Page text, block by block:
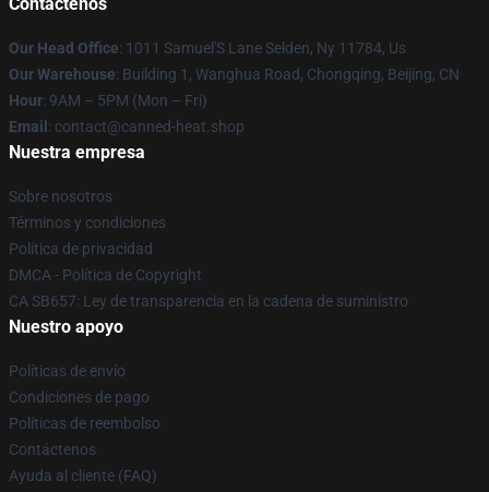
Our Head Office: 1011 Samuel'S Lane Selden, Ny 11784, Us
Our Warehouse: Building 1, Wanghua Road, Chongqing, Beijing, CN
Hour: 9AM – 5PM (Mon – Fri)
Email : contact@canned-heat.shop
Nuestra empresa
Sobre nosotros
Términos y condiciones
Política de privacidad
DMCA - Política de Copyright
CA SB657: Ley de transparencia en la cadena de suministro
Nuestro apoyo
Políticas de envío
Condiciones de pago
Políticas de reembolso
Contáctenos
Ayuda al cliente (FAQ)